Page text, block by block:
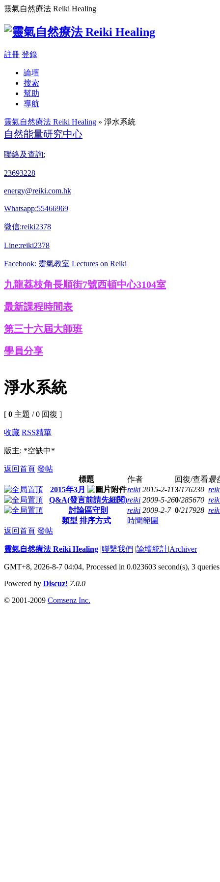
靈氣自然療法 Reiki Healing
註冊 登錄
論壇
搜索
幫助
導航
靈氣自然療法 Reiki Healing » 淨水系統
自然能量研究中心
聯絡及查詢:
23693228
energy@reiki.com.hk
Whatsapp:55466969
微信:reiki2378
Line:reiki2378
Facebook: 靈氣教室 Lectures on Reiki
九龍荔枝角長順街7號西頓中心3104室
最新課程時間表
第三十六屆大師班
學員分享
淨水系統
[ 0 主題 / 0 回復 ]
收藏 RSS精華
版主: *空缺中*
返回首頁 發帖
標題
作者 回復/查看最
2015年3月
reiki 2015-2-113/176230
Q&A(發言前請先細閱)reiki 2009-5-260/285670
討論區守則
reiki 2009-2-7 0/217928
類型 排序方式
時間範圍
返回首頁 發帖
靈氣自然療法 Reiki Healing |聯繫我們 |論壇統計|Archiver
GMT+8, 2026-8-7 04:04, Processed in 0.023603 second(s), 3 queries
Powered by Discuz! 7.0.0
© 2001-2009 Comsenz Inc.